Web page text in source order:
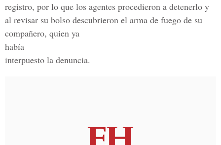
registro, por lo que los agentes procedieron a detenerlo y
al revisar su bolso descubrieron el arma de fuego de su
compañero, quien ya
había
interpuesto la denuncia.